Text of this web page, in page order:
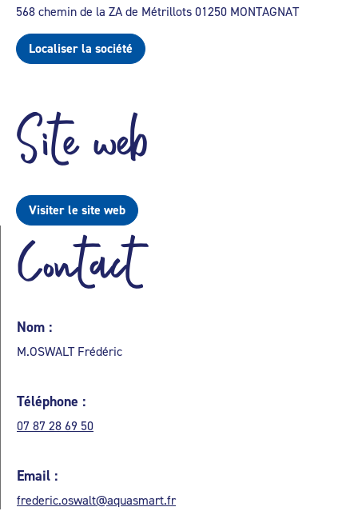
568 chemin de la ZA de Métrillots 01250 MONTAGNAT
Localiser la société
Site web
Visiter le site web
Contact
Nom :
M.OSWALT Frédéric
Téléphone :
07 87 28 69 50
Email :
frederic.oswalt@aquasmart.fr